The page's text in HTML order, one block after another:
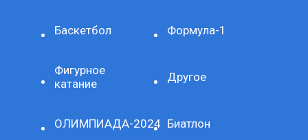
Баскетбол Формула-1
Фигурное
катание
Другое
ОЛИМПИАДА-2024 Биатлон